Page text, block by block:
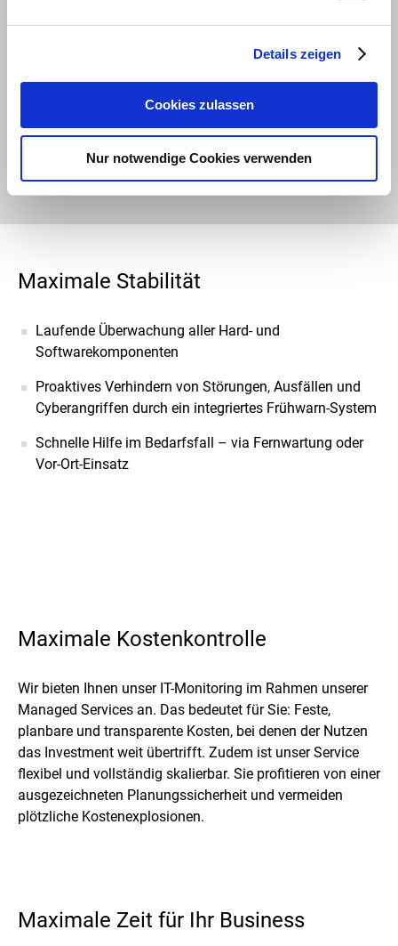
Details zeigen
Cookies zulassen
Nur notwendige Cookies verwenden
Eines können wir Ihnen versichern: Das IT-Monitoring
Stabilitätsüberwachung. Sie müssen keine Sorge davor
haben, dass wir einen inhaltlichen Einblick in Ihr
Unternehmen haben.
Maximale Stabilität
Laufende Überwachung aller Hard- und
Softwarekomponenten
Proaktives Verhindern von Störungen, Ausfällen und
Cyberangriffen durch ein integriertes Frühwarn-System
Schnelle Hilfe im Bedarfsfall – via Fernwartung oder
Vor-Ort-Einsatz
Maximale Kostenkontrolle
Wir bieten Ihnen unser IT-Monitoring im Rahmen unserer
Managed Services an. Das bedeutet für Sie: Feste,
planbare und transparente Kosten, bei denen der Nutzen
das Investment weit übertrifft. Zudem ist unser Service
flexibel und vollständig skalierbar. Sie profitieren von einer
ausgezeichneten Planungssicherheit und vermeiden
plötzliche Kostenexplosionen.
Maximale Zeit für Ihr Business